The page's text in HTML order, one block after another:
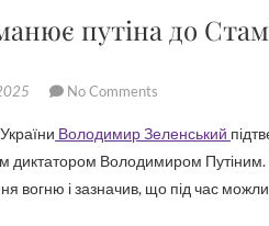
путіна до
No Comments
Володимир Зеленський
диктатором Володимиром Путіним.
вогню і зазначив, що під час